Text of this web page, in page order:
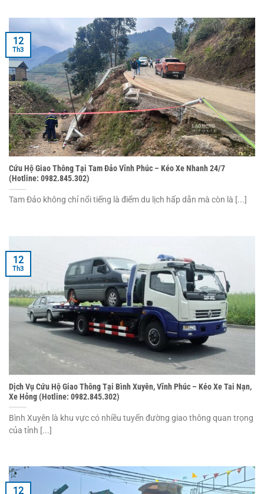
Cứu Hộ Giao Thông Tại Tam Đảo Vĩnh Phúc – Kéo Xe Nhanh 24/7
(Hotline: 0982.845.302)
Tam Đảo không chỉ nổi tiếng là điểm du lịch hấp dẫn mà còn là [...]
12
Th3
Dịch Vụ Cứu Hộ Giao Thông Tại Bình Xuyên, Vĩnh Phúc – Kéo Xe Tai Nạn,
Xe Hỏng (Hotline: 0982.845.302)
Bình Xuyên là khu vực có nhiều tuyến đường giao thông quan trọng
của tỉnh [...]
12
Th3
12